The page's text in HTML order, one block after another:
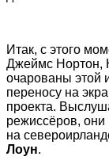
Итак, с этого
Джеймс Нортон,
очарованы этой
переносу на
проекта.
режиссёров, они
на
Лоун.